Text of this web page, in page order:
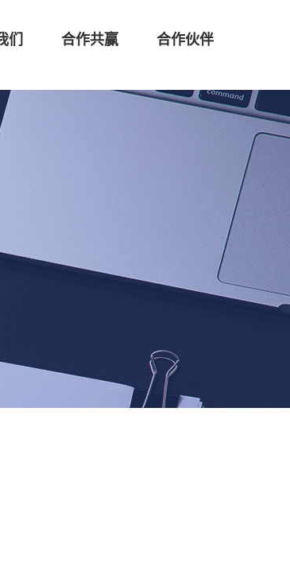
们 合作共赢 合作伙伴